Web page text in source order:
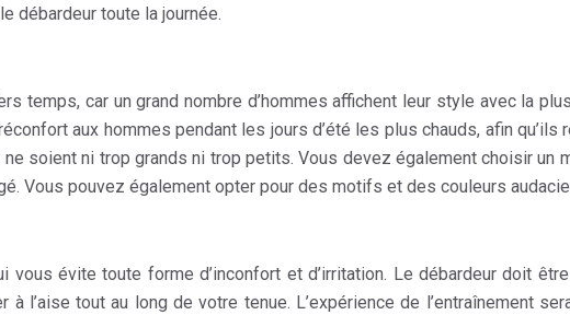
débardeur toute la journée.
temps, car un grand nombre d’hommes affichent leur style avec la
aux hommes pendant les jours d’été les plus chauds, afin qu’ils
soient ni trop grands ni trop petits. Vous devez également choisir un
Vous pouvez également opter pour des motifs et des couleurs
évite toute forme d’inconfort et d’irritation. Le débardeur doit
l’aise tout au long de votre tenue. L’expérience de l’entraînement